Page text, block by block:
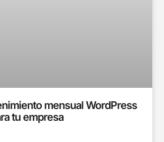
mensual WordPress
tu empresa